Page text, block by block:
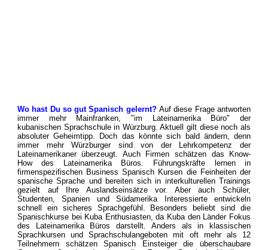
Wo hast Du so gut Spanisch gelernt?Auf diese Frage antworten
immer mehr Mainfranken, "im Lateinamerika Büro" der
kubanischen Sprachschule in Würzburg. Aktuell gilt diese noch als
absoluter Geheimtipp. Doch das könnte sich bald ändern, denn
immer mehr Würzburger sind von der Lehrkompetenz der
Lateinamerikaner überzeugt. Auch Firmen schätzen das Know-
How des Lateinamerika Büros. Führungskräfte lernen in
firmenspezifischen Business Spanisch Kursen die Feinheiten der
spanische Sprache und bereiten sich in interkulturellen Trainings
gezielt auf Ihre Auslandseinsätze vor. Aber auch Schüler,
Studenten, Spanien und Südamerika Interessierte entwickeln
schnell ein sicheres Sprachgefühl. Besonders beliebt sind die
Spanischkurse bei Kuba Enthusiasten, da Kuba den Länder Fokus
des Lateinamerika Büros darstellt. Anders als in klassischen
Sprachkursen und Sprachschulangeboten mit oft mehr als 12
Teilnehmern schätzen Spanisch Einsteiger die überschaubare